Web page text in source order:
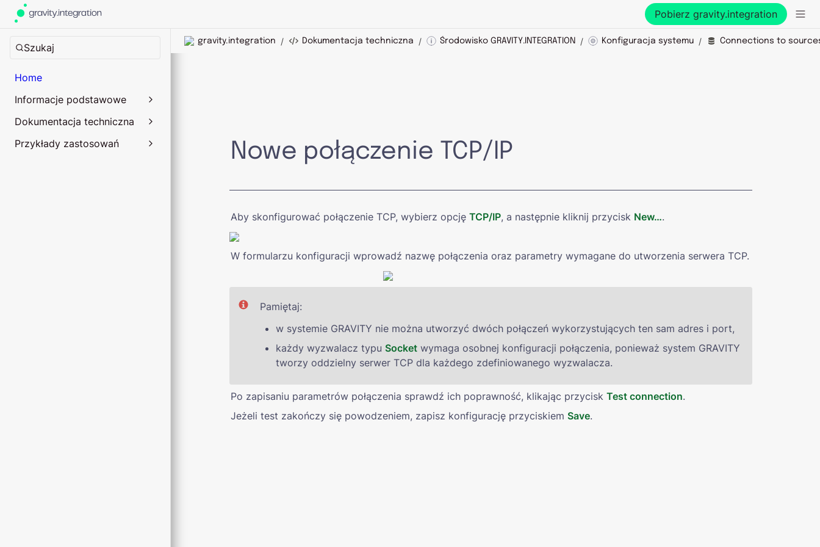
Pobierz gravity.integration
Home
Informacje podstawowe
Dokumentacja techniczna
Przykłady zastosowań
gravity.integration / Dokumentacja techniczna / Środowisko GRAVITY.INTEGRATION / Konfiguracja systemu / Connections to
Nowe połączenie TCP/IP
Aby skonfigurować połączenie TCP, wybierz opcję TCP/IP, a następnie kliknij przycisk New….
W formularzu konfiguracji wprowadź nazwę połączenia oraz parametry wymagane do utworzenia serwera TCP.
Pamiętaj:
w systemie GRAVITY nie można utworzyć dwóch połączeń wykorzystujących ten sam adres i port,
każdy wyzwalacz typu Socket wymaga osobnej konfiguracji połączenia, ponieważ system GRAVITY
tworzy oddzielny serwer TCP dla każdego zdefiniowanego wyzwalacza.
Po zapisaniu parametrów połączenia sprawdź ich poprawność, klikając przycisk Test connection.
Jeżeli test zakończy się powodzeniem, zapisz konfigurację przyciskiem Save.